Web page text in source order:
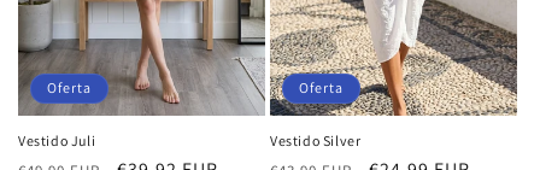
Oferta
Vestido Juli
Oferta
Vestido Silver